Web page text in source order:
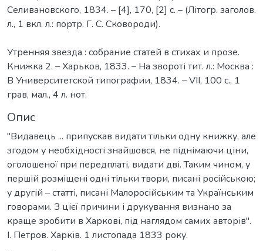
Селивановского, 1834. – [4], 170, [2] с. – (Літогр. заголов.
л., 1 вкл. л.: портр. Г. С. Сковороди).
Утренняя звезда : собрание статей в стихах и прозе.
Книжка 2. – Xарьков, 1833. – На звороті тит. л.: Москва :
В Университетской типографии, 1834. – VII, 100 с., 1
грав, мал., 4 л. нот.
Опис
"Видавець ... припускав видати тільки одну книжку, але
згодом у необхідності знайшовся, не піднімаючи ціни,
оголошеної при передплаті, видати дві. Таким чином, у
першій розміщені одні тільки твори, писані російською;
у другій – статті, писані Малоросійським та Українським
говорами. З цієї причини і друкування визнано за
краще зробити в Харкові, під наглядом самих авторів".
І. Петров. Харків. 1 листопада 1833 року.